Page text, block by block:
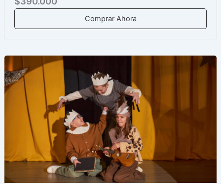
Comprar Ahora